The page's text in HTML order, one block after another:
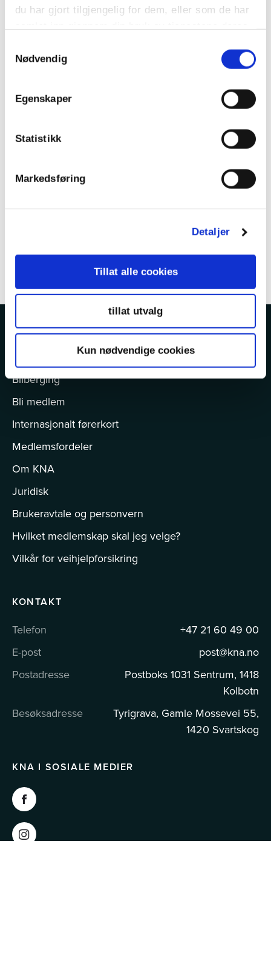
du har gjort tilgjengelig for dem, eller som de har
samlet inn gjennom din bruk av tjenestene deres.
Nødvendig
Egenskaper
Statistikk
Markedsføring
Detaljer
Tillat alle cookies
tillat utvalg
Kun nødvendige cookies
Vi har simulator hvor du kan «kjøre» på bane, få mer
informasjon om vårt tilbud via KNA Trackday
banedager, og fordelene med å være medlem i
KNA Hedmark.
MER OM KNA
Bilberging
Bli medlem
Internasjonalt førerkort
Medlemsfordeler
Om KNA
Juridisk
Brukeravtale og personvern
Hvilket medlemskap skal jeg velge?
Vilkår for veihjelpforsikring
KONTAKT
Telefon
+47 21 60 49 00
E-post
post@kna.no
Postadresse
Postboks 1031 Sentrum, 1418
Kolbotn
Besøksadresse
Tyrigrava, Gamle Mossevei 55,
1420 Svartskog
KNA I SOSIALE MEDIER